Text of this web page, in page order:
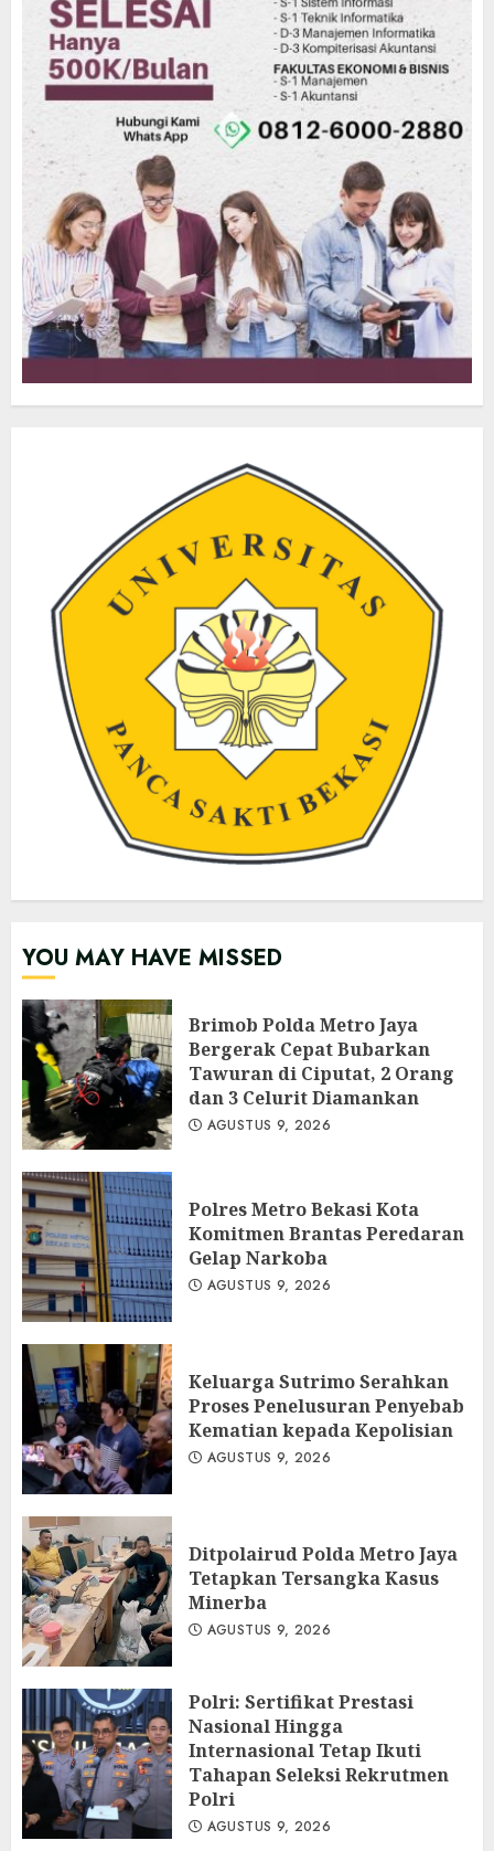
YOU MAY HAVE MISSED
Brimob Polda Metro Jaya
Bergerak Cepat Bubarkan
Tawuran di Ciputat, 2 Orang
dan 3 Celurit Diamankan
AGUSTUS 9, 2026
Polres Metro Bekasi Kota
Komitmen Brantas Peredaran
Gelap Narkoba
AGUSTUS 9, 2026
Keluarga Sutrimo Serahkan
Proses Penelusuran Penyebab
Kematian kepada Kepolisian
AGUSTUS 9, 2026
Ditpolairud Polda Metro Jaya
Tetapkan Tersangka Kasus
Minerba
AGUSTUS 9, 2026
Polri: Sertifikat Prestasi
Nasional Hingga
Internasional Tetap Ikuti
Tahapan Seleksi Rekrutmen
Polri
AGUSTUS 9, 2026